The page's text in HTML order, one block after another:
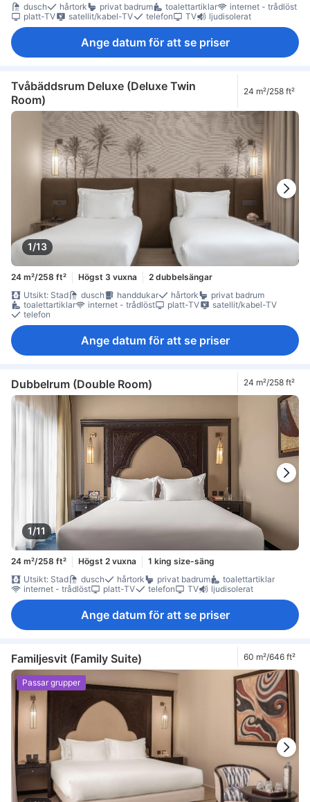
dusch
hårtork privat badrum toalettartiklar
internet - trådlöst
platt-TV
satellit/kabel-TV telefon TV ljudisolerat
Ange datum för att se priser
Tvåbäddsrum Deluxe (Deluxe Twin
Room)
24 m²/258 ft²
1/13
24 m²/258 ft² Högst 3 vuxna
2 dubbelsängar
Utsikt: Stad
dusch handdukar hårtork
privat badrum
toalettartiklar
internet - trådlöst platt-TV
satellit/kabel-TV
telefon
Ange datum för att se priser
Dubbelrum (Double Room) 24 m²/258 ft²
1/11
24 m²/258 ft² Högst 2 vuxna
1 king size-säng
Utsikt: Stad
dusch hårtork privat badrum
toalettartiklar
internet - trådlöst
platt-TV telefon TV ljudisolerat
Ange datum för att se priser
Familjesvit (Family Suite) 60 m²/646 ft²
Passar grupper